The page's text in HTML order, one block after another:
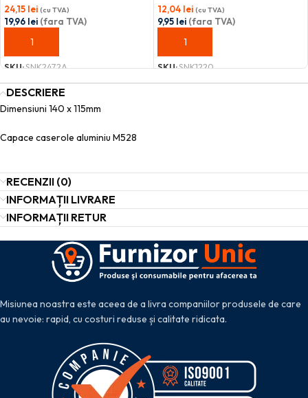
24,15 lei (cu TVA)
19,96 lei (fara TVA)
ADAUGĂ ÎN COȘ
SKU:SNK2472A
12,04 lei (cu TVA)
9,95 lei (fara TVA)
ADAUGĂ ÎN COȘ
SKU:SNK1220
DESCRIERE
Dimensiuni 140 x 115mm
Capace caserole aluminiu M528
RECENZII (0)
INFORMAȚII LIVRARE
INFORMAȚII RETUR
Misiunea noastra este aceea de a livra companiilor produsele de care
au nevoie: rapid, cu costuri reduse și calitate ridicata.